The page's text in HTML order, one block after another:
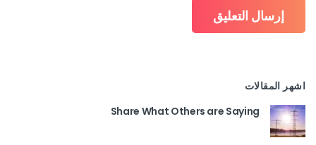
اشهر المقالات
Share What Others are Saying